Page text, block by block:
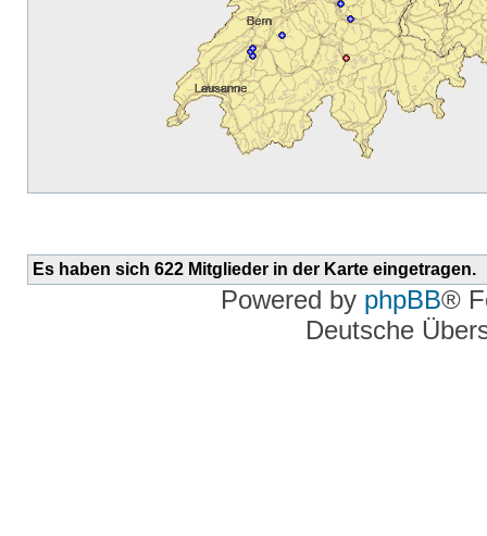
Es haben sich 622 Mitglieder in der Karte eingetragen.
Powered by phpBB®
Deutsche